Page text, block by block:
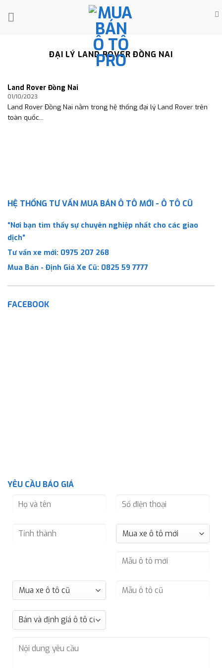
ĐẠI LÝ LAND ROVER ĐỒNG NAI
Land Rover Đồng Nai
01/10/2023
Land Rover Đồng Nai nằm trong hệ thống đại lý Land Rover trên
toàn quốc...
HỆ THỐNG TƯ VẤN MUA BÁN Ô TÔ MỚI - Ô TÔ CŨ
“Nơi bạn tìm thấy sự chuyên nghiệp nhất cho các giao
dịch”
Tư vấn xe mới: 0975 207 268
Mua Bán - Định Giá Xe Cũ: 0825 59 7777
FACEBOOK
YÊU CẦU BÁO GIÁ